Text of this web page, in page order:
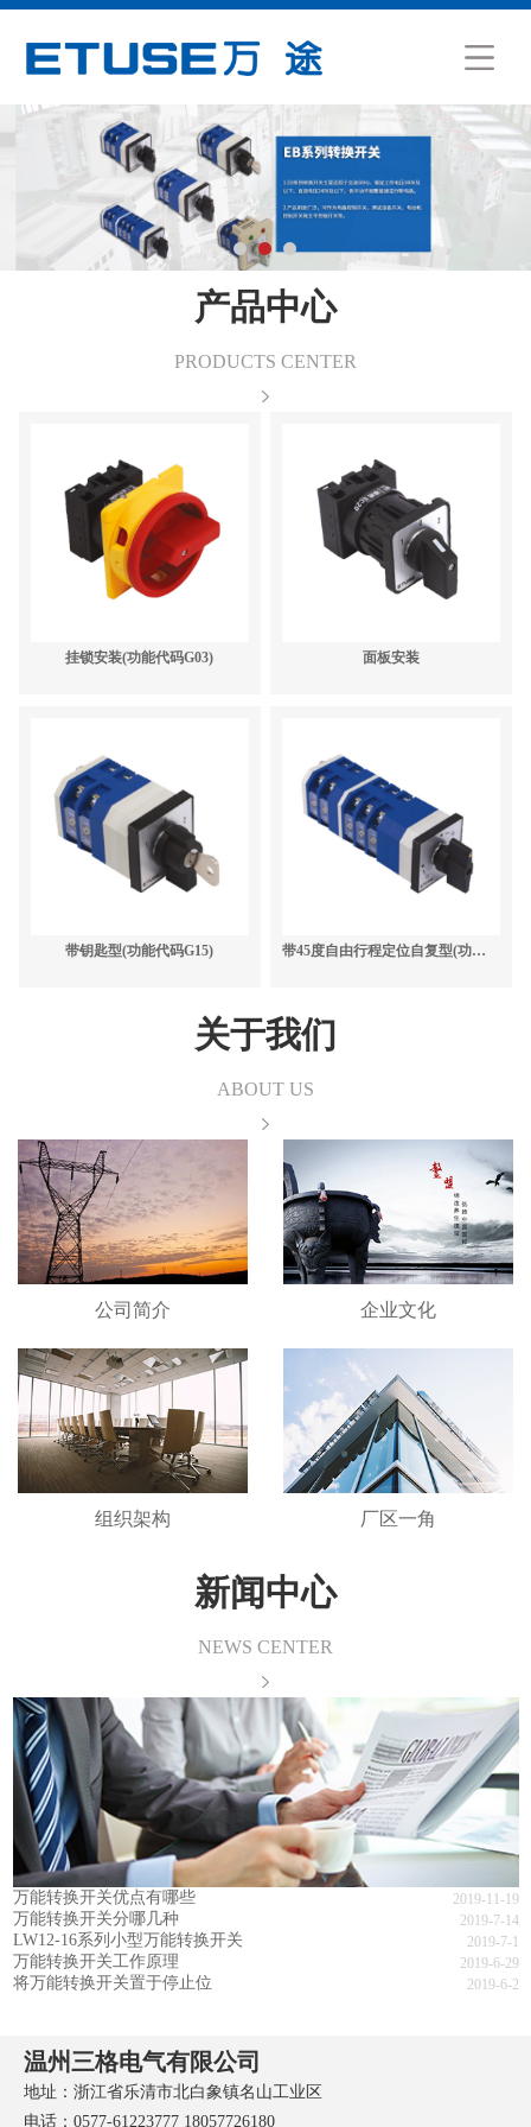
产品中心
PRODUCTS CENTER
挂锁安装(功能代码G03) 面板安装
带钥匙型(功能代码G15) 带45度自由行程定位自复型(功能代码G14)
关于我们
ABOUT US
公司简介 企业文化
组织架构 厂区一角
新闻中心
NEWS CENTER
万能转换开关优点有哪些 2019-11-19
万能转换开关分哪几种 2019-7-14
LW12-16系列小型万能转换开关 2019-7-1
万能转换开关工作原理 2019-6-29
将万能转换开关置于停止位 2019-6-2
温州三格电气有限公司
地址：浙江省乐清市北白象镇名山工业区
电话：0577-61223777 18057726180